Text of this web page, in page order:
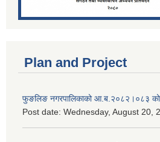
Plan and Project
फुङलिङ नगरपालिकाको आ.ब.२०८२।०८३ को
Post date: Wednesday, August 20,